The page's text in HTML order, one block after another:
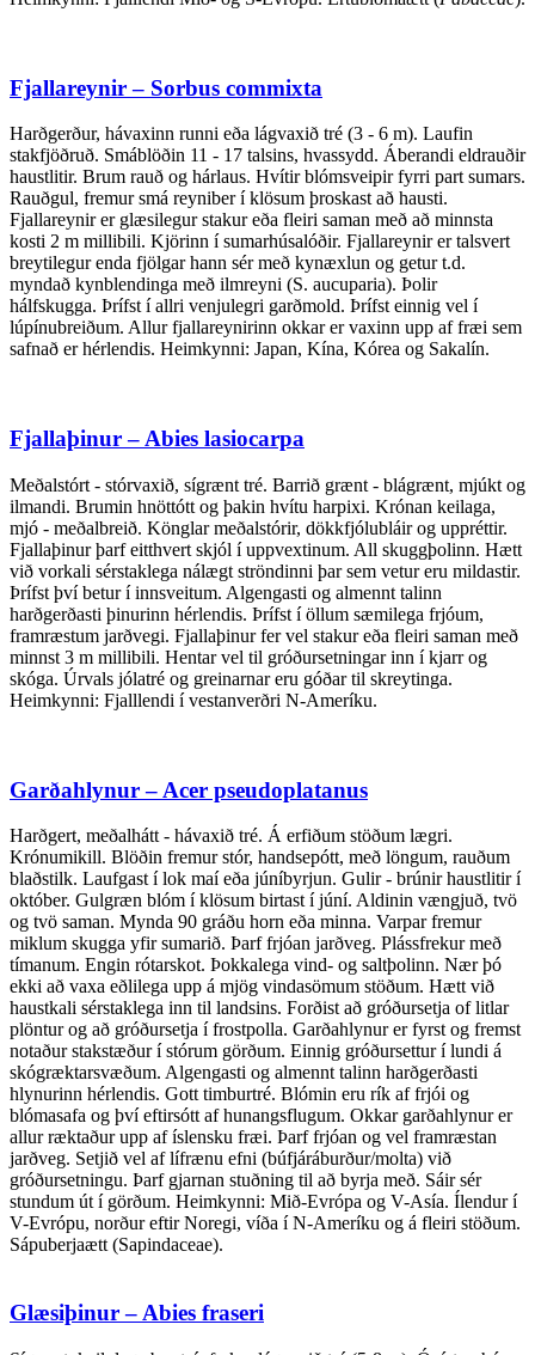
Fjallareynir – Sorbus commixta
Harðgerður, hávaxinn runni eða lágvaxið tré (3 - 6 m). Laufin
stakfjöðruð. Smáblöðin 11 - 17 talsins, hvassydd. Áberandi eldrauðir
haustlitir. Brum rauð og hárlaus. Hvítir blómsveipir fyrri part sumars.
Rauðgul, fremur smá reyniber í klösum þroskast að hausti.
Fjallareynir er glæsilegur stakur eða fleiri saman með að minnsta
kosti 2 m millibili. Kjörinn í sumarhúsalóðir. Fjallareynir er talsvert
breytilegur enda fjölgar hann sér með kynæxlun og getur t.d.
myndað kynblendinga með ilmreyni (S. aucuparia). Þolir
hálfskugga. Þrífst í allri venjulegri garðmold. Þrífst einnig vel í
lúpínubreiðum. Allur fjallareynirinn okkar er vaxinn upp af fræi sem
safnað er hérlendis. Heimkynni: Japan, Kína, Kórea og Sakalín.
Fjallaþinur – Abies lasiocarpa
Meðalstórt - stórvaxið, sígrænt tré. Barrið grænt - blágrænt, mjúkt og
ilmandi. Brumin hnöttótt og þakin hvítu harpixi. Krónan keilaga,
mjó - meðalbreið. Könglar meðalstórir, dökkfjólubláir og uppréttir.
Fjallaþinur þarf eitthvert skjól í uppvextinum. All skuggþolinn. Hætt
við vorkali sérstaklega nálægt ströndinni þar sem vetur eru mildastir.
Þrífst því betur í innsveitum. Algengasti og almennt talinn
harðgerðasti þinurinn hérlendis. Þrífst í öllum sæmilega frjóum,
framræstum jarðvegi. Fjallaþinur fer vel stakur eða fleiri saman með
minnst 3 m millibili. Hentar vel til gróðursetningar inn í kjarr og
skóga. Úrvals jólatré og greinarnar eru góðar til skreytinga.
Heimkynni: Fjalllendi í vestanverðri N-Ameríku.
Garðahlynur – Acer pseudoplatanus
Harðgert, meðalhátt - hávaxið tré. Á erfiðum stöðum lægri.
Krónumikill. Blöðin fremur stór, handsepótt, með löngum, rauðum
blaðstilk. Laufgast í lok maí eða júníbyrjun. Gulir - brúnir haustlitir í
október. Gulgræn blóm í klösum birtast í júní. Aldinin vængjuð, tvö
og tvö saman. Mynda 90 gráðu horn eða minna. Varpar fremur
miklum skugga yfir sumarið. Þarf frjóan jarðveg. Plássfrekur með
tímanum. Engin rótarskot. Þokkalega vind- og saltþolinn. Nær þó
ekki að vaxa eðlilega upp á mjög vindasömum stöðum. Hætt við
haustkali sérstaklega inn til landsins. Forðist að gróðursetja of litlar
plöntur og að gróðursetja í frostpolla. Garðahlynur er fyrst og fremst
notaður stakstæður í stórum görðum. Einnig gróðursettur í lundi á
skógræktarsvæðum. Algengasti og almennt talinn harðgerðasti
hlynurinn hérlendis. Gott timburtré. Blómin eru rík af frjói og
blómasafa og því eftirsótt af hunangsflugum. Okkar garðahlynur er
allur ræktaður upp af íslensku fræi. Þarf frjóan og vel framræstan
jarðveg. Setjið vel af lífrænu efni (búfjáráburður/molta) við
gróðursetningu. Þarf gjarnan stuðning til að byrja með. Sáir sér
stundum út í görðum. Heimkynni: Mið-Evrópa og V-Asía. Ílendur í
V-Evrópu, norður eftir Noregi, víða í N-Ameríku og á fleiri stöðum.
Sápuberjaætt (Sapindaceae).
Glæsiþinur – Abies fraseri